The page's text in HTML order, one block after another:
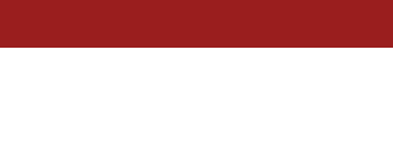
direct